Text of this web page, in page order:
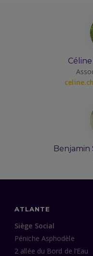
Benjamin
ATLANTE
Siège Social
Péniche Asphodèle
2 allée du Bord de l’Eau